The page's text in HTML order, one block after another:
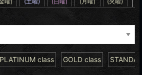
PLATINUM class GOLD class